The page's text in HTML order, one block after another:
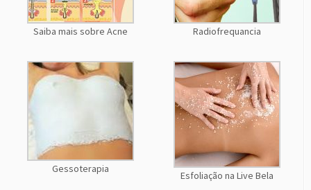
Saiba mais sobre Acne Radiofrequancia
Gessoterapia
Esfoliação na Live Bela